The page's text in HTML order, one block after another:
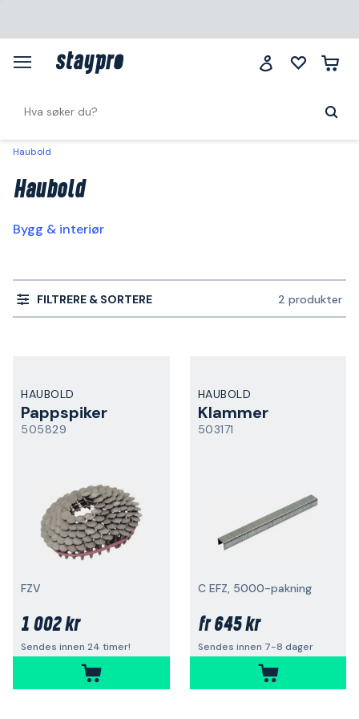
Haubold
Haubold
Bygg & interiør
FILTRERE & SORTERE 2 produkter
HAUBOLD
Pappspiker
505829
FZV
1 002 kr
Sendes innen 24 timer!
HAUBOLD
Klammer
503171
C EFZ, 5000-pakning
fr645 kr
Sendes innen 7-8 dager